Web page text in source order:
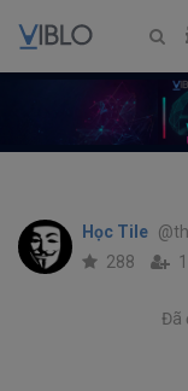
Học Tile
288
Đã